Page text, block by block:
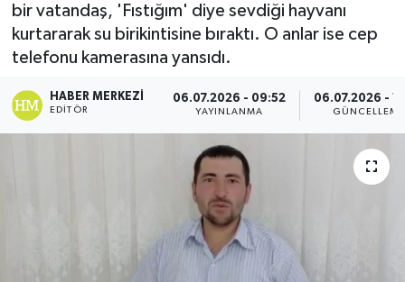
bir vatandaş, 'Fıstığım' diye sevdiği hayvanı
kurtararak su birikintisine bıraktı. O anlar ise cep
telefonu kamerasına yansıdı.
HABER MERKEZI
EDITÖR
06.07.2026 - 09:52
YAYINLANMA
06.07.2026 -
GÜNCELLEME
Haber Arşivi